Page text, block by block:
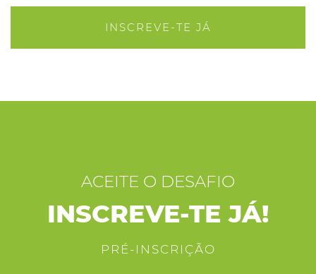
INSCREVE-TE JÁ
ACEITE O DESAFIO
INSCREVE-TE JÁ!
PRÉ-INSCRIÇÃO